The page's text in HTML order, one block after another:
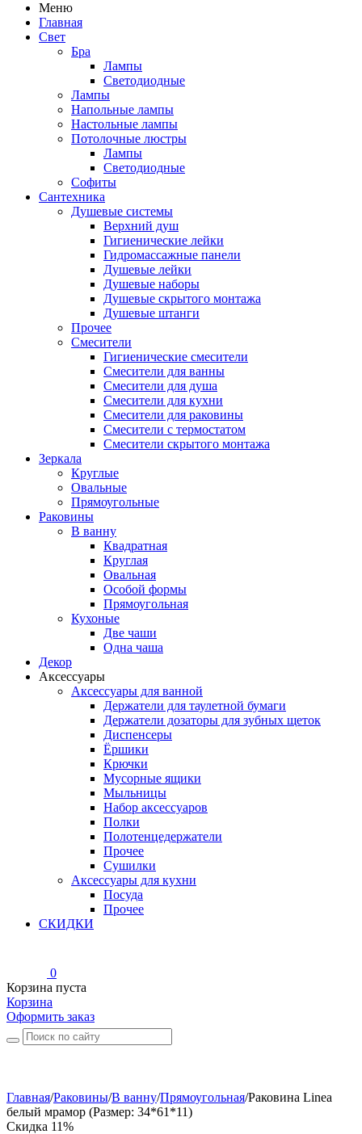
Меню
Главная
Свет
Бра
Лампы
Светодиодные
Лампы
Напольные лампы
Настольные лампы
Потолочные люстры
Лампы
Светодиодные
Софиты
Сантехника
Душевые системы
Верхний душ
Гигиенические лейки
Гидромассажные панели
Душевые лейки
Душевые наборы
Душевые скрытого монтажа
Душевые штанги
Прочее
Смесители
Гигиенические смесители
Смесители для ванны
Смесители для душа
Смесители для кухни
Смесители для раковины
Смесители с термостатом
Смесители скрытого монтажа
Зеркала
Круглые
Овальные
Прямоугольные
Раковины
В ванну
Квадратная
Круглая
Овальная
Особой формы
Прямоугольная
Кухоные
Две чаши
Одна чаша
Декор
Аксессуары
Аксессуары для ванной
Держатели для таулетной бумаги
Держатели дозаторы для зубных щеток
Диспенсеры
Ёршики
Крючки
Мусорные ящики
Мыльницы
Набор аксессуаров
Полки
Полотенцедержатели
Прочее
Сушилки
Аксессуары для кухни
Посуда
Прочее
СКИДКИ
0
Корзина пуста
Корзина
Оформить заказ
Главная/Раковины/В ванну/Прямоугольная/Раковина Linea
белый мрамор (Размер: 34*61*11)
Скидка 11%